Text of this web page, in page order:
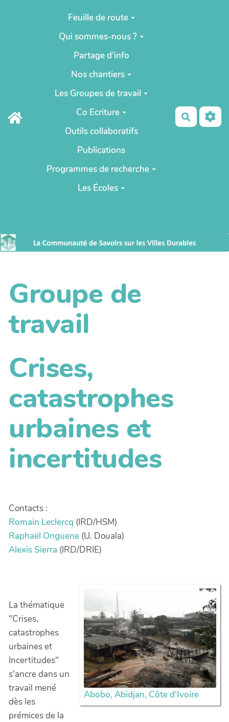
Aller au contenu principal
Feuille de route
Qui sommes-nous ?
Partage d'info
Nos chantiers
Les Groupes de travail
Co Ecriture
Outils collaboratifs
Publications
Programmes de recherche
Les Écoles
Groupe de
travail
Crises,
catastrophes
urbaines et
incertitudes
Contacts :
Romain Leclercq (IRD/HSM)
Raphaël Onguene (U. Douala)
Alexis Sierra (IRD/DRIE)
Abobo, Abidjan, Côte d'Ivoire
La thématique
"Crises,
catastrophes
urbaines et
Incertitudes"
s'ancre dans un
travail mené
dès les
prémices de la